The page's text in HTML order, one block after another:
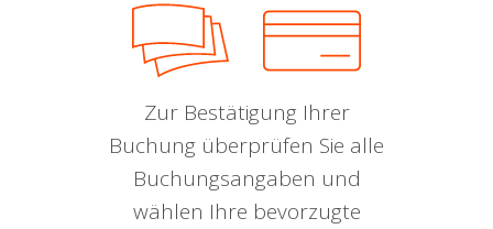
Zur Bestätigung Ihrer
Buchung überprüfen Sie alle
Buchungsangaben und
wählen Ihre bevorzugte